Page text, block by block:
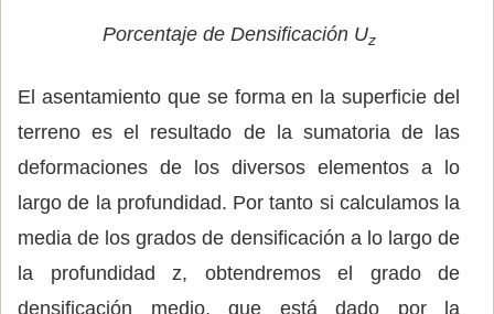
Porcentaje de Densificación Uz
El asentamiento que se forma en la superficie del
terreno es el resultado de la sumatoria de las
deformaciones de los diversos elementos a lo
largo de la profundidad. Por tanto si calculamos la
media de los grados de densificación a lo largo de
la profundidad z, obtendremos el grado de
densificación medio, que está dado por la